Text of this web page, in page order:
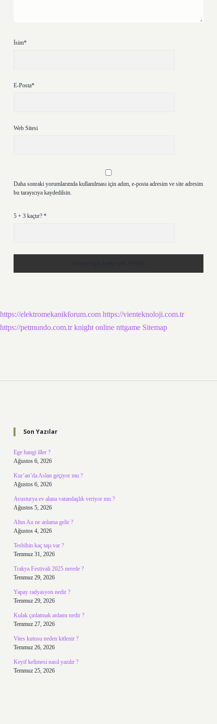
İsim*
E-Posta*
Web Sitesi
Daha sonraki yorumlarımda kullanılması için adım, e-posta adresim ve site adresim
bu tarayıcıya kaydedilsin.
5 + 3 kaçtır? *
https://elektromekanikforum.com https://vienteknoloji.com.tr
https://petmundo.com.tr knight online nttgame Sitemap
Son Yazılar
Ege hangi iller ?
Ağustos 6, 2026
Kur’an’da Aslan geçiyor mu ?
Ağustos 6, 2026
Avusturya ev alana vatandaşlık veriyor mu ?
Ağustos 5, 2026
Altın Au ne anlama gelir ?
Ağustos 4, 2026
Tesbihin kaç taşı var ?
Temmuz 31, 2026
Trakya Festivali 2025 nerede ?
Temmuz 29, 2026
Yapay radyasyon nedir ?
Temmuz 29, 2026
Kulak çınlatmak anlamı nedir ?
Temmuz 27, 2026
Vites kutusu neden kitlenir ?
Temmuz 26, 2026
Keyif kelimesi nasıl yazılır ?
Temmuz 25, 2026